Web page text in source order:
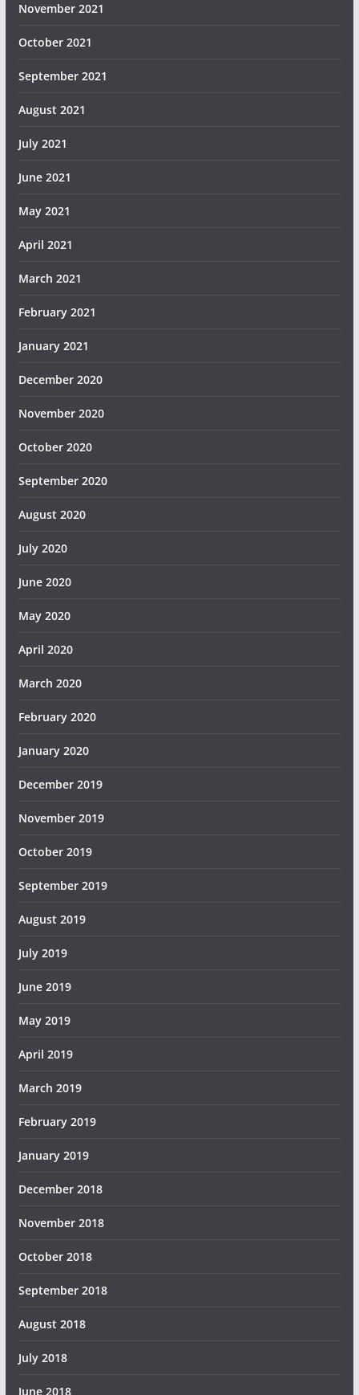
November 2021
October 2021
September 2021
August 2021
July 2021
June 2021
May 2021
April 2021
March 2021
February 2021
January 2021
December 2020
November 2020
October 2020
September 2020
August 2020
July 2020
June 2020
May 2020
April 2020
March 2020
February 2020
January 2020
December 2019
November 2019
October 2019
September 2019
August 2019
July 2019
June 2019
May 2019
April 2019
March 2019
February 2019
January 2019
December 2018
November 2018
October 2018
September 2018
August 2018
July 2018
June 2018